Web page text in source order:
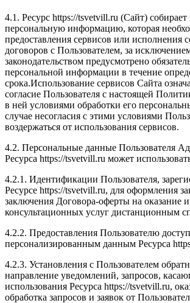
4.1. Ресурс https://tsvetvill.ru (Сайт) собирает
персональную информацию, которая
предоставления сервисов или исполнения
договоров с Пользователем, за
законодательством предусмотрено
персональной информации в течение
срока.Использование сервисов Сайта
согласие Пользователя с настоящей
в ней условиями обработки его
случае несогласия с этими условиями
воздержаться от использования сервисов.
4.2. Персональные данные Пользователя
Ресурса https://tsvetvill.ru может
4.2.1. Идентификации Пользователя,
Ресурсе https://tsvetvill.ru, для оформления
заключения Договора-оферты на оказание
консультационных услуг дистанционным
4.2.2. Предоставления Пользователю
персонализированным данным Ресурса
4.2.3. Установления с Пользователем
направление уведомлений, запросов,
использования Ресурса https://tsvetvill.ru,
обработка запросов и заявок от